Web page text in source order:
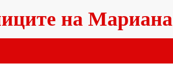
на Мариана